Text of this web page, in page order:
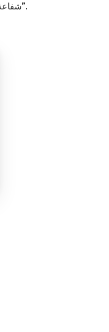
شفاعة القديس كارلو كل أساقفة العالم، ونطلب لأجلهم شفاعة مريم الكلية القداسة، أم الكنيسة”.